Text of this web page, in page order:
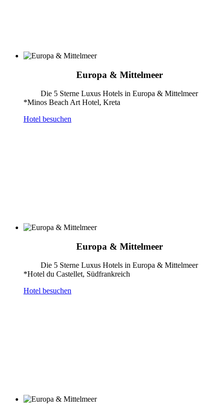
Europa & Mittelmeer
Die 5 Sterne Luxus Hotels in Europa & Mittelmeer
*Minos Beach Art Hotel, Kreta
Hotel besuchen
Europa & Mittelmeer
Die 5 Sterne Luxus Hotels in Europa & Mittelmeer
*Hotel du Castellet, Südfrankreich
Hotel besuchen